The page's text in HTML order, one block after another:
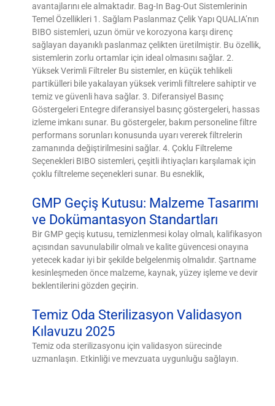
avantajlarını ele almaktadır. Bag-In Bag-Out Sistemlerinin
Temel Özellikleri 1. Sağlam Paslanmaz Çelik Yapı QUALIA’nın
BIBO sistemleri, uzun ömür ve korozyona karşı direnç
sağlayan dayanıklı paslanmaz çelikten üretilmiştir. Bu özellik,
sistemlerin zorlu ortamlar için ideal olmasını sağlar. 2.
Yüksek Verimli Filtreler Bu sistemler, en küçük tehlikeli
partikülleri bile yakalayan yüksek verimli filtrelere sahiptir ve
temiz ve güvenli hava sağlar. 3. Diferansiyel Basınç
Göstergeleri Entegre diferansiyel basınç göstergeleri, hassas
izleme imkanı sunar. Bu göstergeler, bakım personeline filtre
performans sorunları konusunda uyarı vererek filtrelerin
zamanında değiştirilmesini sağlar. 4. Çoklu Filtreleme
Seçenekleri BIBO sistemleri, çeşitli ihtiyaçları karşılamak için
çoklu filtreleme seçenekleri sunar. Bu esneklik,
GMP Geçiş Kutusu: Malzeme Tasarımı
ve Dokümantasyon Standartları
Bir GMP geçiş kutusu, temizlenmesi kolay olmalı, kalifikasyon
açısından savunulabilir olmalı ve kalite güvencesi onayına
yetecek kadar iyi bir şekilde belgelenmiş olmalıdır. Şartname
kesinleşmeden önce malzeme, kaynak, yüzey işleme ve devir
beklentilerini gözden geçirin.
Temiz Oda Sterilizasyon Validasyon
Kılavuzu 2025
Temiz oda sterilizasyonu için validasyon sürecinde
uzmanlaşın. Etkinliği ve mevzuata uygunluğu sağlayın.